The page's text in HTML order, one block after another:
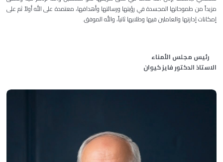
مزيداً من طموحاتها المجسدة في رؤيتها ورسالتها وأهدافها، معتمدة على الله أولاً ثم على
إمكانات إدارتها والعاملين فيها وطلابها ثانياً، والله الموفق.
رئيس مجلس الأمناء
الاستاذ الدكتور فايز كيوان